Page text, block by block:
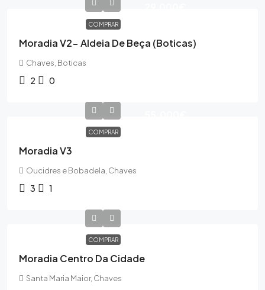
COMPRAR
Moradia V2- Aldeia De Beça (Boticas)
Chaves, Boticas
2 0
COMPRAR
Moradia V3
Oucidres e Bobadela, Chaves
3 1
COMPRAR
Moradia Centro Da Cidade
Santa Maria Maior, Chaves